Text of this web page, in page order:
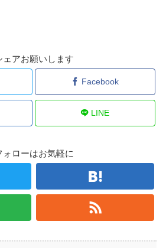
ェアお願いします
Facebook
LINE
ォローはお気軽に